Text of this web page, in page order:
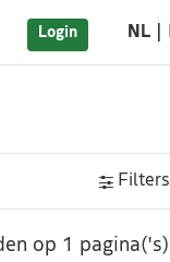
Login NL
Filters
op 1 pagina('s)